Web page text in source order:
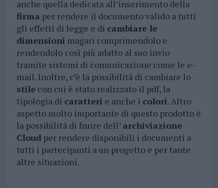
anche quella dedicata all’inserimento della
firma per rendere il documento valido a tutti
gli effetti di legge e di cambiare le
dimensioni magari comprimendolo e
rendendolo così più adatto al suo invio
tramite sistemi di comunicazione come le e-
mail. Inoltre, c’è la possibilità di cambiare lo
stilecon cui è stato realizzato il pdf, la
tipologia di caratteri e anche i colori. Altro
aspetto molto importante di questo prodotto è
la possibilità di fruire dell’ archiviazione
Cloudper rendere disponibili i documenti a
tutti i partecipanti a un progetto e per tante
altre situazioni.